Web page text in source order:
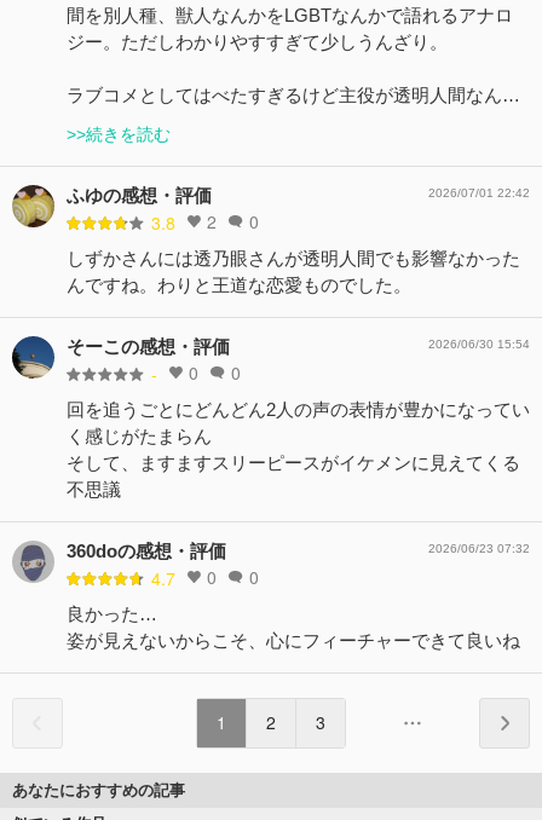
間を別人種、獣人なんかをLGBTなんかで語れるアナロ
ジー。ただしわかりやすすぎて少しうんざり。
ラブコメとしてはべたすぎるけど主役が透明人間なん…
>>続きを読む
ふゆの感想・評価
3.8 2 0
2026/07/01 22:42
しずかさんには透乃眼さんが透明人間でも影響なかった
んですね。わりと王道な恋愛ものでした。
そーこの感想・評価
- 0 0
2026/06/30 15:54
回を追うごとにどんどん2人の声の表情が豊かになってい
く感じがたまらん
そして、ますますスリーピースがイケメンに見えてくる
不思議
360doの感想・評価
4.7 0 0
2026/06/23 07:32
良かった…
姿が見えないからこそ、心にフィーチャーできて良いね
1 2 3
あなたにおすすめの記事